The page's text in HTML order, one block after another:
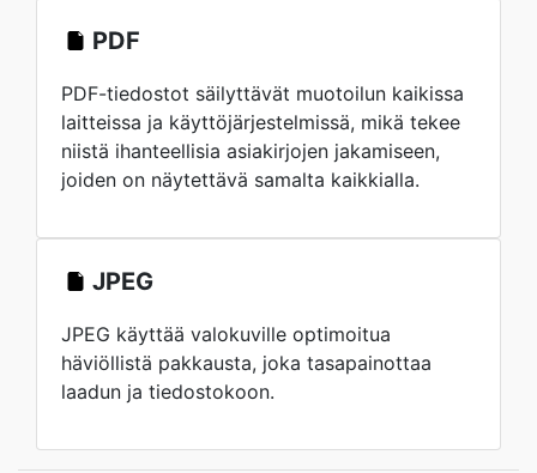
PDF
PDF-tiedostot säilyttävät muotoilun kaikissa
laitteissa ja käyttöjärjestelmissä, mikä tekee
niistä ihanteellisia asiakirjojen jakamiseen,
joiden on näytettävä samalta kaikkialla.
JPEG
JPEG käyttää valokuville optimoitua
häviöllistä pakkausta, joka tasapainottaa
laadun ja tiedostokoon.